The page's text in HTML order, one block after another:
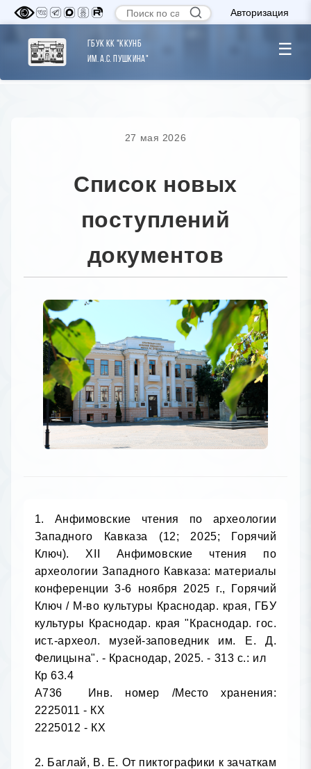
Авторизация
ГБУК КК "ККУНБ
им. А.С. Пушкина"
☰
27 мая 2026
Список новых
поступлений
документов
1. Анфимовские чтения по археологии Западного Кавказа (12; 2025; Горячий Ключ). XII Анфимовские чтения по археологии Западного Кавказа: материалы конференции 3-6 ноября 2025 г., Горячий Ключ / М-во культуры Краснодар. края, ГБУ культуры Краснодар. края "Краснодар. гос. ист.-археол. музей-заповедник им. Е. Д. Фелицына". - Краснодар, 2025. - 313 с.: ил
Кр 63.4
А736	Инв. номер /Место хранения: 2225011 - КХ
2225012 - КХ

2. Баглай, В. Е. От пиктографики к зачаткам письменности: кодексы древних ацтеков в доиспанской истории Мексики: монография / В. Е. Баглай, М-во науки и высш образования Рос. Федерации, Кубан. гос. ун-т. - Краснодар, 2025. - 219 с.: ил
63.2
Б144	Инв. номер /Место хранения: 2224918 - КХ

3. Баранов, А. В. Формирование и укрепление российской идентичности в Крыму и Донбассе: монография / А. В. Баранов, М-во науки и высш. образования Рос. Федерации, Кубан. гос. ун-т. - Краснодар, 2025. - 239 с.: табл., цв. ил.
60.5
Б241	Инв. номер /Место хранения: 2224603 - КХ

4. Бардадым, В. П. Этюды о Екатеринодаре / Виталий Бардадым. - Краснодар, 2015. - 189 с.: ил
Кр 63.3(2)
Б247	Инв. номер /Место хранения: 2224985 - КХ
2224986 - КО

5. Без срока давности. Преступления нацистов и их пособников против мирного населения Краснодарского края: учебное пособие / И. И. Гаевская, Н. Ю. Беликова, М. А. Лаврентьева, А. В. Олифир, М-во науки и высш. образования Рос. Федерации, ФГБОУ ВО "Кубан. гос. технол. ун-т". - Краснодар, 2025. - 181 с.
63.3(2)62я73
Б39	Инв. номер /Место хранения: 2224931 - ЧЗ
2224932 - АБ

6. Власть и общество в условиях реформ в 1920-х гг: материалы международной научно-практической конференции, Краснодар, 20-22 ноября 2024 г. / М-во науки и высш. образования Рос. Федерации, Кубан. гос. ун-т. - Краснодар, 2024. - 297 с.: цв. портр.
Кр 63.3(2)61
В582	Инв. номер /Место хранения: 2224684 - КХ

7. Вопросы истории и культуры Северного Кавказа, казачества Юга России: (к 85-летию В. Н. Ратушняка): сборник научных статей / М-во науки и высш. образования Рос. Федерации, Кубан. гос. ун-т, Фак. истории, социологии и междунар. отношений, Каф. истории России. - Краснодар, 2024. - 459 с.: ил., портр., цв. портр.
Кр 63.3(2)
В748	Инв. номер /Место хранения: 2224685 - КХ

8. Вторая мировая война: проблемы и дискуссии: (к 80-летию Великой Победы): материалы межвузовской научно-практической конференции / М-во науки и высш. образования Рос. Федерации, Кубан. гос. ун-т. - Краснодар, 2025. - 169 с.
63.3(0)6
В872	Инв. номер /Место хранения: 2224686 - КХ

9. Гаврилов, П. М. Сражается крепость: документальная повесть / П. М. Гаврилов. - Краснодар, 2025. - 180 с.: портр
Крн 63.3(2)62
Г124	Инв. номер /Место хранения: 2224991 - КХ
2224992 - АБ

10. Гангур, Н. А. Традиции и мода в костюме кубанского казачества середина XIX - начало XX века / Н. А. Гангур, М. В. Шарапова. - Краснодар, 2025. - 349 с.: ил
Кр 63.5
Г19	Инв. номер /Место хранения: 2225013 - КХ
2225014 - ЧЗ

11. Гангур, Н. А. Традиционный костюм черноморского казачества (конец XVIII в. - 1860 г.) / Н. А. Гангур, А. В. Шаповалова. - Краснодар, 2025. - 221, [2] с.: ил
Кр 63.5
Г19	Инв. номер /Место хранения: 2225019 - КХ
2225020 - ЧЗ

12. Гуров, И. И. В индийской резервации: индейские истории, рассказанные не индейцем / Игорь Гуров. - Т. 1: Краснодар, 2024. - 514 с.: цв. ил.
63.5
Г955	Инв. номер /Место хранения: 2224940 - КХ

13. Гусев, К. Д. Народный лидер Батька Кондрат: политическая и хозяйственная деятельность Н. И. Кондратенко: монография / К. Д. Гусев, М-во науки и высш. образования Рос. Федерации, Кубан. гос. ун-т. - Краснодар, 2024. - 229 с.
Кр 63.3(2)64
Г962	Инв. номер /Место хранения: 2224493 - КХ
2224494 - КХ

14. Демина, Л. И. Основы теории коммуникации: учебно-методическое пособие / Л. И. Демина, Г. Н. Немец, М-во науки и высш. образования Рос. Федерации, Кубан. гос. ун-т, Фак. журналистики, Каф. рекламы и связей с общественностью. - Краснодар, 2025. - 164 с.
60.5я73
Д306	Инв. номер /Место хранения: 2224516 - КХ

15. Дернович, Н. А. Шляхом памяти - 3 / Нина Дернович. - Краснодар, 2015. - 244 с.
63.3(2)6
Д365	Инв. номер /Место хранения: 2224822 - КХ
2224823 - АБ

16. Емтыль, З. Я. История России с древности до конца XIX в.: учебное пособие / З. Я. Емтыль, А. С. Бочкарева, Ю. В. Хотина, М-во науки и высш. образования Рос. Федерации, ФГБОУ ВО "Кубан. гос. технол. ун-т". - Краснодар, 2025. - 247 с.
63.3(2)я73
Е605	Инв. номер /Место хранения: 2224426 - КХ
2224427 - АБ

17. Иванов, А. Г. Тревожное лето 1939 года. Европа на пороге войны: монография / А. Г. Иванов, М-во науки и высш. образования Рос. Федерации, Кубан. гос. ун-т. - Краснодар, 2025. - 158 с.
63.3(0)6
И20	Инв. номер /Место хранения: 2224616 - КХ

18. История культуры и культура истории: сборник статей / М-во науки и высш. образования Рос. Федерации, Кубан. гос. ун-т [и др.], отв. ред. А. Н. Еремеева, В. В. Касьянов. - Краснодар, 2024. - 114 с.
Кр 63.1
И907	Инв. номер /Место хранения: 2224719 - КХ
2224720 - КХ

19. История муниципальных образований Краснодарского края. Отрадненский район / М-во науки и высш. образования Рос. Федерации, Кубан. гос. ун-т, Фак. истории, социологии и междунар. отношений, редкол.: В. В. Касьянов [и др.]. - Краснодар, 2024. - 126 с.
Кр 63.3(2)
И907	Инв. номер /Место хранения: 2224716 - КХ

20. История, этнография, фольклор Кубани: (материалы Кубанской фольклорно-этнографической экспедиции) / М-во культуры Краснодар. края, Науч.-исслед. центр традиц. культуры, ГБНТУК КК "Кубан. казачий хор", редкол.: В. В. Воронин (отв. ред.) [и др.]. - Т. VII: Павловский район. - Ростов-на-Дону, 2025. - 472 с.: ил., фот.
Кр 63.5
И907	Инв. номер /Место хранения: 2224740 - КХ

21. Касьянов, В. В. История. Социум. Культура: монография / В. В. Касьянов, М-во науки и высш. образования Рос. Федерации, Кубан. гос. ун-т. - Краснодар, 2024. - 247 с.
60.5
К289	Инв. номер /Место хранения: 2224656 - КХ

22. Касьянов, В. В. Социально-исторические проблемы развития мировой и отечественной культуры в XXI веке: монография / В. В. Касьянов, М-во науки и высш. образования Рос. Федерации, Кубан. гос. ун-т. - Краснодар, 2024. - 182 с.
63.3(2)64
К289	Инв. номер /Место хранения: 2224589 - КХ

23. Кафедра истории России: годы и свершения: сборник научных трудов: к 10-летию кафедры истории России / М-во науки и высш. образования Рос. Федерации, Кубан. гос. ун-т. - Краснодар, 2025. - 213 с.: ил
Кр 63.3(2)
К305	Инв. номер /Место хранения: 2224724 - КХ

24. Корсакова, Н. А. Регалии и реликвии Кубанского казачьего войска / Н. А. Корсакова, Б. Е. Фролов. - Краснодар, 2025. - 241, [1] с.: ил., цв. ил., портр.
Кр 63.3(2)
К69	Инв. номер /Место хранения: 2225021 - КХ
2225022 - ЧЗ

25. Косенко, А. Н. История муниципальных образований Краснодарского края. Красноармейский район / А. Н. Косенко, редкол.: В. В. Касьянов [и др.]; М-во науки и высш. образования Рос. Федерации, Кубан. гос. ун-т, Фак. истории, социологии и междунар. отношений. - Краснодар, 2025. - 95 с.
Кр 63.3(2)
К711	Инв. номер /Место хранения: 2224713 - КХ

26. Кучменко, М. А. Публичное выступление в сфере PR: учебное пособие / М. А. Кучменко, М-во науки и высш. образования Рос. Федерации, Кубан. гос. ун-т. - Краснодар, 2024. - 179 с.
60.8я73
К959	Инв. номер /Место хранения: 2224585 - КХ

27. Матвеев, О. В. История муниципальных образований Краснодарского края. Павловский район / О. В. Матвеев, редкол.: В. В. Касьянов [и др.]; М-во науки и высш. образования Рос. Федерации, Кубан. гос. ун-т, Фак. истории, социологии и междунар. отношений. - Краснодар, 2025. - 159 с.
Кр 63.3(2)
М333	Инв. номер /Место хранения: 2224712 - КХ

28. Месропян, Г. Н. История муниципальных образований Краснодарского края. Приморско-Ахтарский район / Г. Н. Месропян, редкол.: В. В. Касьянов [и др.]; М-во науки и высш. образования Рос. Федерации, Кубан. гос. ун-т, Фак. истории, социологии и междунар. отношений. - Краснодар, 2025. - 102 с.
Кр 63.3(2)
М532	Инв. номер /Место хранения: 2224714 - КХ

29. Мирошниченко, М. А. Управление проектами: методы и инструменты достижения успеха: учебник / М. А. Мирошниченко, А. А. Мирошниченко, под ред. В. В. Ермоленко; М-во науки и высш. образования Рос. Федерации, Кубан. гос. ун-т. - Краснодар, 2024. - 180 с.
60.8я73
М645	Инв. номер /Место хранения: 2224562 - КХ

30. Михайлова, Т. А. Социальные процессы и риски в молодежной среде: учебное пособие / Т. А. Михайлова, М-во науки и высш. образования Рос. Федерации, Кубан. гос. ун-т. - Краснодар, 2025. - 127 с.
60.5я73
М69	Инв. номер /Место хранения: 2224578 - КХ

31. Молодежь нашего города: субкультуры, движения, идеологии, практики: социологический путеводитель / Т. А. Хагуров, Н. Н. Волченко, А. Д. Ерок [и др.], М-во науки и высш. образования Рос. Федерации, Кубан. гос. ун-т. - Москва, 2025
60.5
М754	Инв. номер /Место хранения: 2224614 - КХ

32. Николаева, Ю. Е. Консалтинг в связях с общественностью: учебное пособие / Ю. Е. Николаева, М-во науки и высш. образования Рос. Федерации, Кубан. гос. ун-т. - Краснодар, 2024. - 211 с.: ил
60.8я73
Н632	Инв. номер /Место хранения: 2224623 - КХ

33. Озеров, А. В. История муниципальных образований Краснодарского края. Динской район / А. В. Озеров, редкол.: В. В. Касьянов [и др.]; М-во высш. и сред. спец. образования Рос. Федерации, Кубан. гос. ун-т, Фак. истории, социологии и междунар. отношений. - Краснодар, 2025. - 90 с.
Кр 63.3(2)
О-466	Инв. номер /Место хранения: 2224711 - КХ

34. Письма с фронта: в 6 т. / авт. проекта Т. А. Василевская, сост. Ю. А. Полушина. - Т. 7: Краснодар, 2025. - 672, [2] с.
Кр 63.3(2)62
П35	Инв. номер /Место хранения: 2224756 - КХ
2224757 - ЧЗ
2224758 - АБ

35. Политика памяти и образ будущего в сознании молодежи: монография / М. В. Донцова, Д. А. Мукожева, А. Ю. Рожков [и др.], под ред. А. Ю. Рожкова; М-во науки и высш. образования, Кубан. гос. ун-т. - Краснодар, 2024. - 297 с.
Кр 60.5
П504	Инв. номер /Место хранения: 2224643 - КХ

36. Правовые, экономические и гуманитарные вопросы современного развития общества: теоретические и прикладные исследования: сборник научных трудов / Авт. некоммерч. орг. высш. образования, Моск. гуманитарно-экон. ун